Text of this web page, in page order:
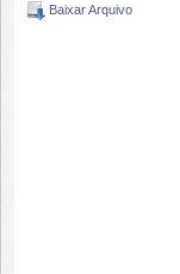
Baixar Arquivo